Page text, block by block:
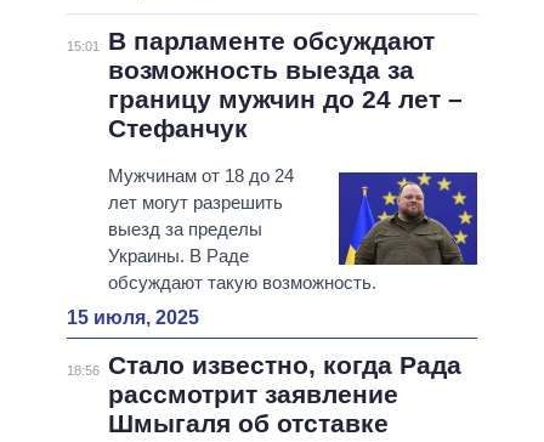
15:01
В парламенте обсуждают
возможность выезда за
границу мужчин до 24 лет –
Стефанчук
Мужчинам от 18 до 24
лет могут разрешить
выезд за пределы
Украины. В Раде
обсуждают такую возможность.
15 июля, 2025
18:56 Стало известно, когда Рада
рассмотрит заявление
Шмыгаля об отставке